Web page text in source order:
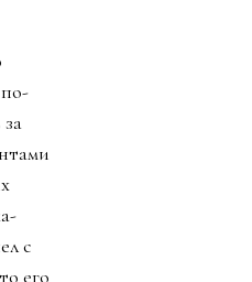
с
его